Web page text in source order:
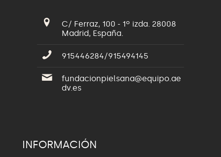
C/ Ferraz, 100 - 1º izda. 28008
Madrid, España.
915446284/915494145
fundacionpielsana@equipo.ae
dv.es
INFORMACIÓN